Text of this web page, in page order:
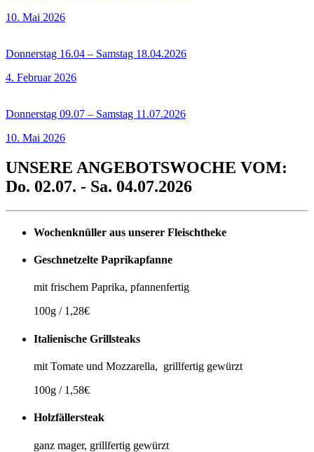
10. Mai 2026
Donnerstag 16.04 – Samstag 18.04.2026
4. Februar 2026
Donnerstag 09.07 – Samstag 11.07.2026
10. Mai 2026
UNSERE ANGEBOTSWOCHE VOM:
Do. 02.07. - Sa. 04.07.2026
Wochenknüller aus unserer Fleischtheke
Geschnetzelte Paprikapfanne
mit frischem Paprika, pfannenfertig
100g / 1,28€
Italienische Grillsteaks
mit Tomate und Mozzarella, grillfertig gewürzt
100g / 1,58€
Holzfällersteak
ganz mager, grillfertig gewürzt